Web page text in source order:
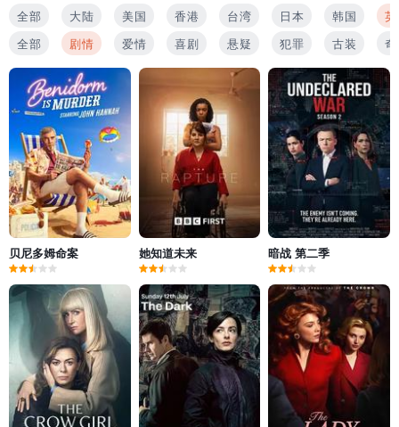
全部
大陆 美国 香港 台湾 日本 韩国
全部
剧情 爱情 喜剧 悬疑 犯罪 古装
贝尼多姆命案 她知道未来 暗战 第二季